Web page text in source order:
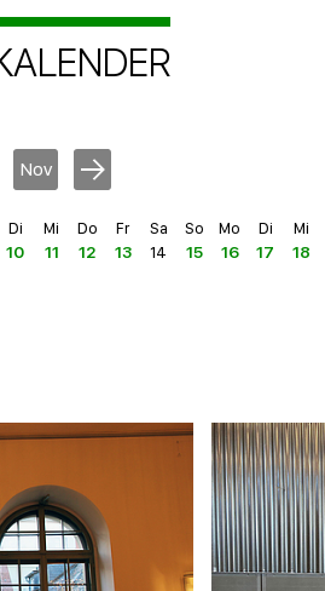
Nov
Di
10
Mi
11
Do
12
Fr
13
Sa
14
So
15
Mo
16
Di
17
Mi
18